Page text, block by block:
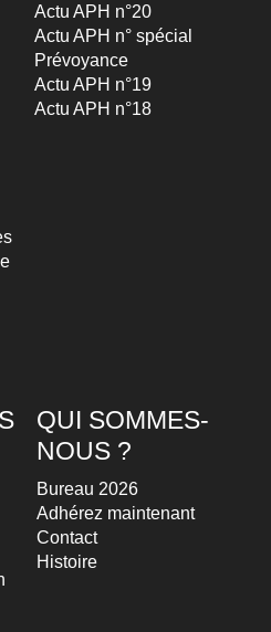
Actu APH n°20
Actu APH n° spécial
Prévoyance
Actu APH n°19
Actu APH n°18
QUI SOMMES-
NOUS ?
Bureau 2026
Adhérez maintenant
Contact
Histoire